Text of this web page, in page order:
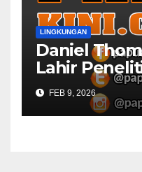
LINGKUNGAN
Daniel
Lahir
FEB 9, 2026